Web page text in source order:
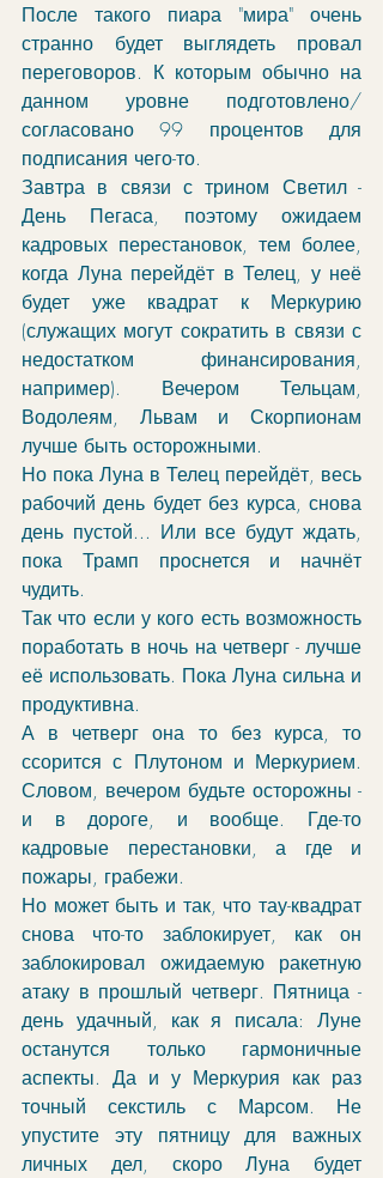
После такого пиара "мира" очень
странно будет выглядеть провал
переговоров. К которым обычно на
данном уровне подготовлено/
согласовано 99 процентов для
подписания чего-то.
Завтра в связи с трином Светил -
День Пегаса, поэтому ожидаем
кадровых перестановок, тем более,
когда Луна перейдёт в Телец, у неё
будет уже квадрат к Меркурию
(служащих могут сократить в связи с
недостатком финансирования,
например). Вечером Тельцам,
Водолеям, Львам и Скорпионам
лучше быть осторожными.
Но пока Луна в Телец перейдёт, весь
рабочий день будет без курса, снова
день пустой... Или все будут ждать,
пока Трамп проснется и начнёт
чудить.
Так что если у кого есть возможность
поработать в ночь на четверг - лучше
её использовать. Пока Луна сильна и
продуктивна.
А в четверг она то без курса, то
ссорится с Плутоном и Меркурием.
Словом, вечером будьте осторожны -
и в дороге, и вообще. Где-то
кадровые перестановки, а где и
пожары, грабежи.
Но может быть и так, что тау-квадрат
снова что-то заблокирует, как он
заблокировал ожидаемую ракетную
атаку в прошлый четверг. Пятница -
день удачный, как я писала: Луне
останутся только гармоничные
аспекты. Да и у Меркурия как раз
точный секстиль с Марсом. Не
упустите эту пятницу для важных
личных дел, скоро Луна будет